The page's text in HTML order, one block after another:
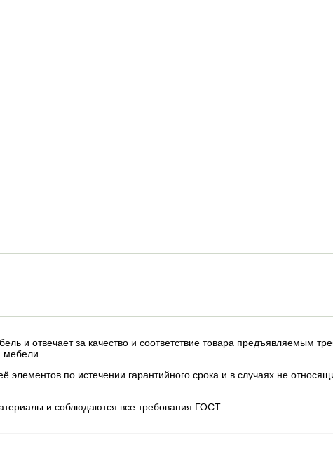
и отвечает за качество и соответствие товара предъяв­ляе­мым
мебели.
по истечении гарантийного срока и в случаях не
и соблюдаются все требования ГОСТ.